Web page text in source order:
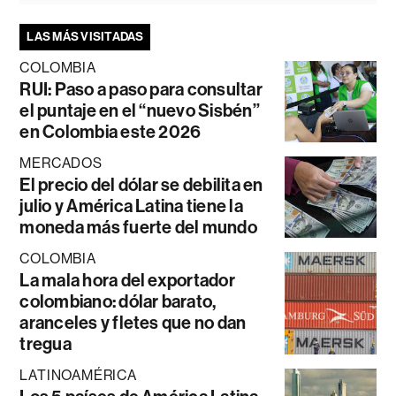
LAS MÁS VISITADAS
COLOMBIA
RUI: Paso a paso para consultar
el puntaje en el “nuevo Sisbén”
en Colombia este 2026
MERCADOS
El precio del dólar se debilita en
julio y América Latina tiene la
moneda más fuerte del mundo
COLOMBIA
La mala hora del exportador
colombiano: dólar barato,
aranceles y fletes que no dan
tregua
LATINOAMÉRICA